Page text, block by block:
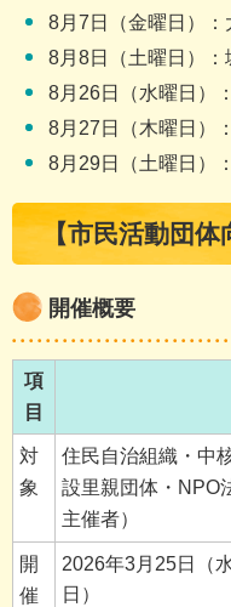
8月7日（金曜日）：
8月8日（土曜日）：
8月26日（水曜日）
8月27日（木曜日）
8月29日（土曜日）
【市民活動団体
開催概要
項
目
対
象
住民自治組織・中
設里親団体・NPO
主催者）
開
催
2026年3月25日（
日）